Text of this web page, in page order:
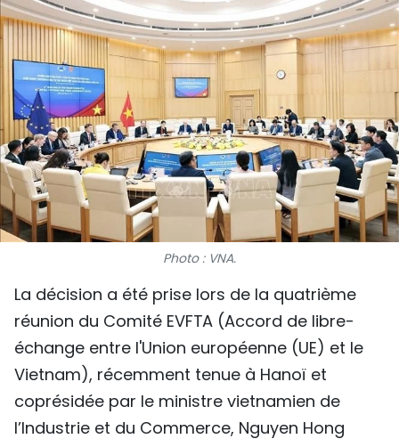
SPORT
FRANCOPHONIE
PAYS NATAL
INTERNATIONAL
MÉGASTORIE
INFOGRAPHIE
PHOTO
VIDÉO
À PROPOS DU "PEUPLE"
TIẾNG VIỆT
Photo : VNA.
La décision a été prise lors de la quatrième
réunion du Comité EVFTA (Accord de libre-
échange entre l'Union européenne (UE) et le
Vietnam), récemment tenue à Hanoï et
coprésidée par le ministre vietnamien de
l’Industrie et du Commerce, Nguyen Hong